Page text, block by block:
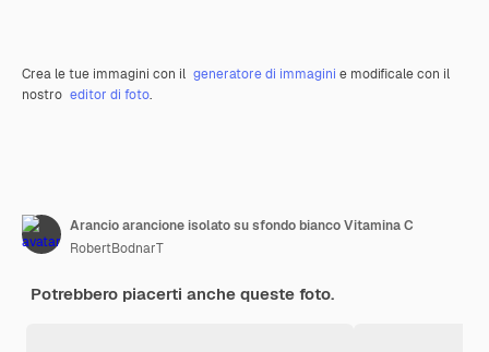
Crea le tue immagini con il generatore di immagini e modificale con il
nostro editor di foto.
Arancio arancione isolato su sfondo bianco Vitamina C
RobertBodnarT
Potrebbero piacerti anche queste foto.